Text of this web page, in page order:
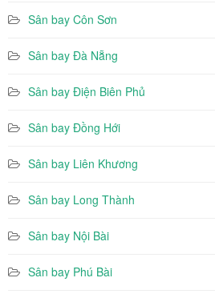
Sân bay Côn Sơn
Sân bay Đà Nẵng
Sân bay Điện Biên Phủ
Sân bay Đồng Hới
Sân bay Liên Khương
Sân bay Long Thành
Sân bay Nội Bài
Sân bay Phú Bài